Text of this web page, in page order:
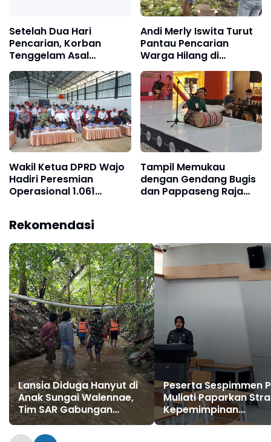
Setelah Dua Hari
Pencarian, Korban
Tenggelam Asal
Sabbangparu
Ditemukan di Muara
Sungai Latonro Bone
Andi Merly Iswita Turut
Pantau Pencarian
Warga Hilang di
Sabbangparu
Wakil Ketua DPRD Wajo
Hadiri Peresmian
Operasional 1.061
Putih
Tampil Memukau
dengan Gendang Bugis
dan Pappaseng Raja
Rekomendasi
Lansia Diduga Hanyut di
Anak Sungai Walennae,
Tim SAR Gabungan
Lakukan Pencarian
Peserta Sespimmen
Muliati Paparkan
Kepemimpinan
Perubahan Lewat